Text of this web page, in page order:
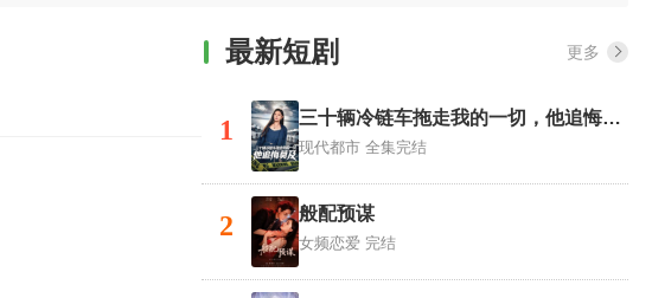
最新短剧 更多
1 三十辆冷链车拖走我的一切，他追悔莫及
现代都市 全集完结
2 般配预谋
女频恋爱 完结